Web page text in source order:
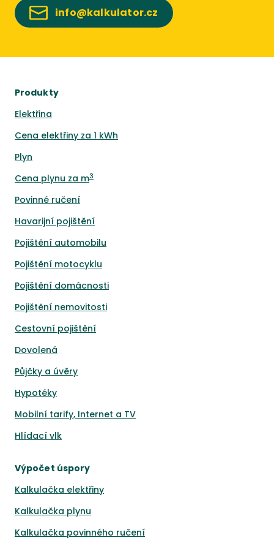
info@kalkulator.cz
Produkty
Elektřina
Cena elektřiny za 1 kWh
Plyn
Cena plynu za m3
Povinné ručení
Havarijní pojištění
Pojištění automobilu
Pojištění motocyklu
Pojištění domácnosti
Pojištění nemovitosti
Cestovní pojištění
Dovolená
Půjčky a úvěry
Hypotéky
Mobilní tarify, Internet a TV
Hlídací vlk
Výpočet úspory
Kalkulačka elektřiny
Kalkulačka plynu
Kalkulačka povinného ručení